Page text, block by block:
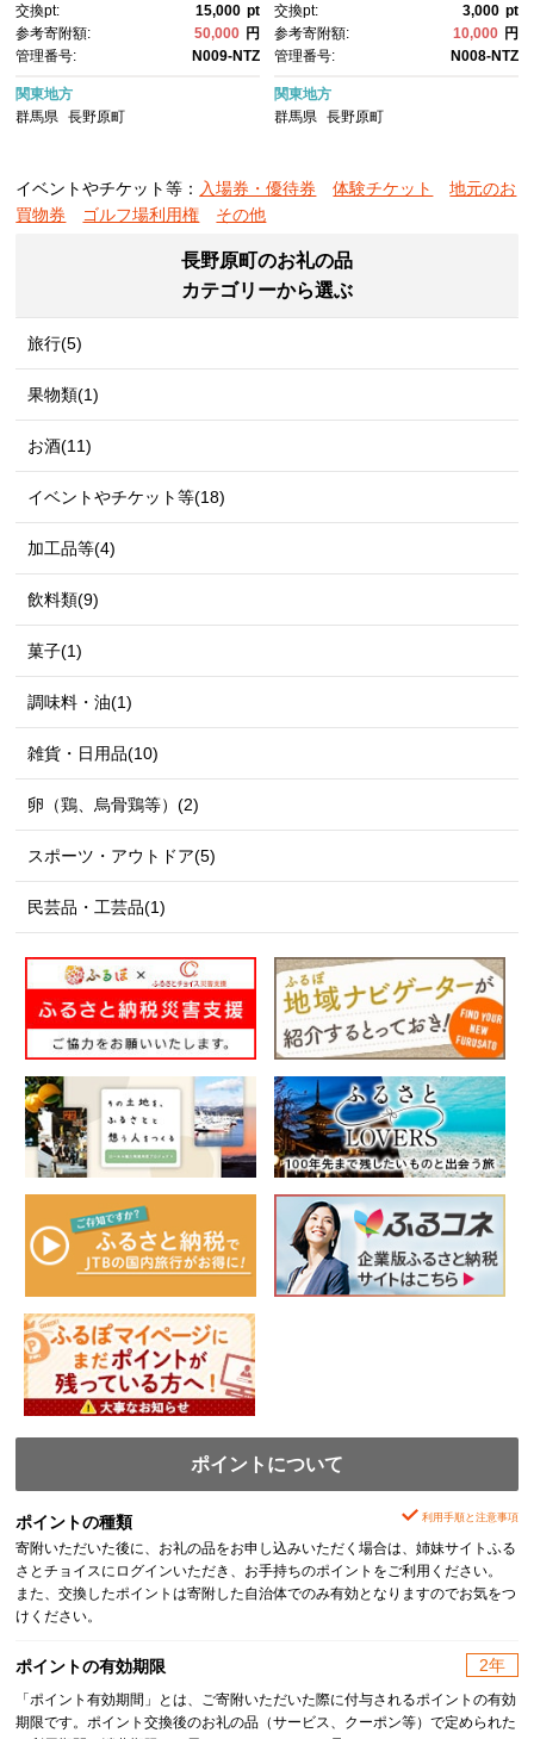
交換pt: 15,000 pt
参考寄附額:
50,000 円
管理番号:
N009-NTZ
関東地方
群馬県
長野原町
交換pt: 3,000 pt
参考寄附額:
10,000 円
管理番号:
N008-NTZ
関東地方
群馬県 長野原町
イベントやチケット等： 入場券・優待券 体験チケット
地元のお
買物券
ゴルフ場利用権 その他
長野原町のお礼の品
カテゴリーから選ぶ
旅行(5)
果物類(1)
お酒(11)
イベントやチケット等(18)
加工品等(4)
飲料類(9)
菓子(1)
調味料・油(1)
雑貨・日用品(10)
卵（鶏、烏骨鶏等）(2)
スポーツ・アウトドア(5)
民芸品・工芸品(1)
ポイントについて
ポイントの種類 利用手順と注意事項
寄附いただいた後に、お礼の品をお申し込みいただく場合は、姉妹サイトふる
さとチョイスにログインいただき、お手持ちのポイントをご利用ください。
また、交換したポイントは寄附した自治体でのみ有効となりますのでお気をつ
けください。
ポイントの有効期限 2年
「ポイント有効期間」とは、ご寄附いただいた際に付与されるポイントの有効
期限です。ポイント交換後のお礼の品（サービス、クーポン等）で定められた